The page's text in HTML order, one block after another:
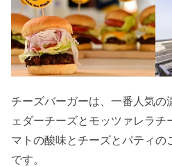
チーズバーガーは、一番人気の
ェダーチーズとモッツァレラチ
マトの酸味とチーズとパティの
です。